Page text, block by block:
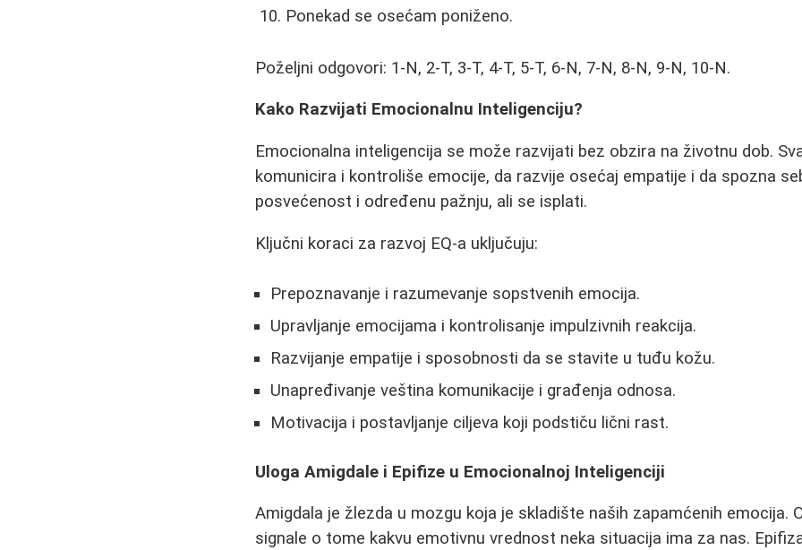
Ponekad se osećam poniženo.
Poželjni odgovori: 1-N, 2-T, 3-T, 4-T, 5-T, 6-N, 7-N, 8-N, 9-N, 10-N.
Kako Razvijati Emocionalnu Inteligenciju?
Emocionalna inteligencija se može razvijati bez obzira na životnu dob.
komunicira i kontroliše emocije, da razvije osećaj empatije i da spozna
posvećenost i određenu pažnju, ali se isplati.
Ključni koraci za razvoj EQ-a uključuju:
Prepoznavanje i razumevanje sopstvenih emocija.
Upravljanje emocijama i kontrolisanje impulzivnih reakcija.
Razvijanje empatije i sposobnosti da se stavite u tuđu kožu.
Unapređivanje veština komunikacije i građenja odnosa.
Motivacija i postavljanje ciljeva koji podstiču lični rast.
Uloga Amigdale i Epifize u Emocionalnoj Inteligenciji
Amigdala je žlezda u mozgu koja je skladište naših zapamćenih emocija.
signale o tome kakvu emotivnu vrednost neka situacija ima za nas.